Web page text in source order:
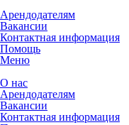
Арендодателям
Вакансии
Контактная информация
Помощь
Меню
О нас
Арендодателям
Вакансии
Контактная информация